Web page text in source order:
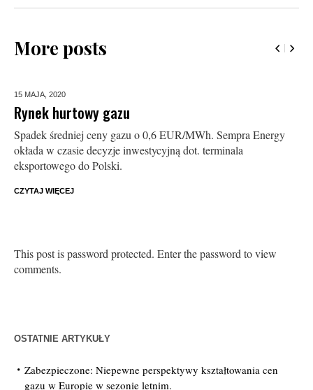
More posts
15 MAJA, 2020
Rynek hurtowy gazu
Spadek średniej ceny gazu o 0,6 EUR/MWh. Sempra Energy
okłada w czasie decyzje inwestycyjną dot. terminala
eksportowego do Polski.
CZYTAJ WIĘCEJ
This post is password protected. Enter the password to view
comments.
OSTATNIE ARTYKUŁY
Zabezpieczone: Niepewne perspektywy kształtowania cen
gazu w Europie w sezonie letnim.